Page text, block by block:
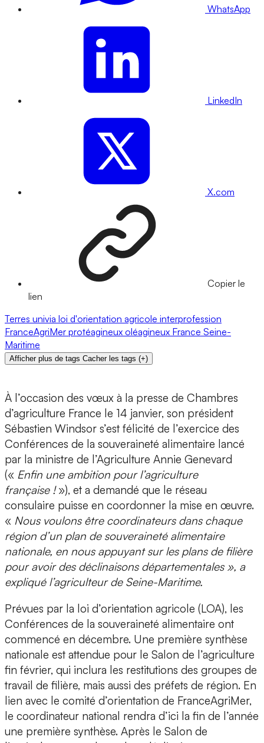
WhatsApp
LinkedIn
X.com
Copier le
lien
Terres univia loi d'orientation agricole interprofession
FranceAgriMer protéagineux oléagineux France Seine-
Maritime
Afficher plus de tags Cacher les tags (+)
À l’occasion des vœux à la presse de Chambres
d’agriculture France le 14 janvier, son président
Sébastien Windsor s’est félicité de l’exercice des
Conférences de la souveraineté alimentaire lancé
par la ministre de l’Agriculture Annie Genevard
(« Enfin une ambition pour l’agriculture
française !»), et a demandé que le réseau
consulaire puisse en coordonner la mise en œuvre.
« Nous voulons être coordinateurs dans chaque
région d’un plan de souveraineté alimentaire
nationale, en nous appuyant sur les plans de filière
pour avoir des déclinaisons départementales », a
expliqué l’agriculteur de Seine-Maritime.
Prévues par la loi d’orientation agricole (LOA), les
Conférences de la souveraineté alimentaire ont
commencé en décembre. Une première synthèse
nationale est attendue pour le Salon de l’agriculture
fin février, qui inclura les restitutions des groupes de
travail de filière, mais aussi des préfets de région. En
lien avec le comité d’orientation de FranceAgriMer,
le coordinateur national rendra d’ici la fin de l’année
une première synthèse. Après le Salon de